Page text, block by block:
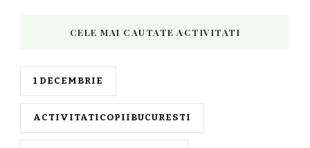
CELE MAI CAUTATE ACTIVITATI
1 DECEMBRIE
ACTIVITATICOPIIBUCURESTI